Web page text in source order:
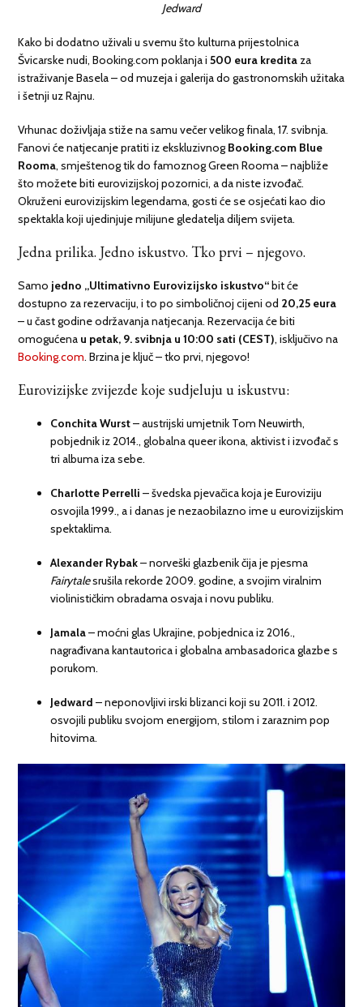
Jedward
Kako bi dodatno uživali u svemu što kulturna prijestolnica
Švicarske nudi, Booking.com poklanja i500 eura kredita za
istraživanje Basela – od muzeja i galerija do gastronomskih užitaka
i šetnji uz Rajnu.
Vrhunac doživljaja stiže na samu večer velikog finala, 17. svibnja.
Fanovi će natjecanje pratiti iz ekskluzivnogBooking.com Blue
Rooma, smještenog tik do famoznog Green Rooma – najbliže
što možete biti eurovizijskoj pozornici, a da niste izvođač.
Okruženi eurovizijskim legendama, gosti će se osjećati kao dio
spektakla koji ujedinjuje milijune gledatelja diljem svijeta.
Jedna prilika. Jedno iskustvo. Tko prvi – njegovo.
Samo jedno „Ultimativno Eurovizijsko iskustvo“bit će
dostupno za rezervaciju, i to po simboličnoj cijeni od 20,25 eura
– u čast godine održavanja natjecanja. Rezervacija će biti
omogućena u petak, 9. svibnja u 10:00 sati (CEST), isključivo na
Booking.com. Brzina je ključ – tko prvi, njegovo!
Eurovizijske zvijezde koje sudjeluju u iskustvu:
Conchita Wurst– austrijski umjetnik Tom Neuwirth,
pobjednik iz 2014., globalna queer ikona, aktivist i izvođač s
tri albuma iza sebe.
Charlotte Perrelli – švedska pjevačica koja je Euroviziju
osvojila 1999., a i danas je nezaobilazno ime u eurovizijskim
spektaklima.
Alexander Rybak– norveški glazbenik čija je pjesma
Fairytalesrušila rekorde 2009. godine, a svojim viralnim
violinističkim obradama osvaja i novu publiku.
Jamala– moćni glas Ukrajine, pobjednica iz 2016.,
nagrađivana kantautorica i globalna ambasadorica glazbe s
porukom.
Jedward – neponovljivi irski blizanci koji su 2011. i 2012.
osvojili publiku svojom energijom, stilom i zaraznim pop
hitovima.